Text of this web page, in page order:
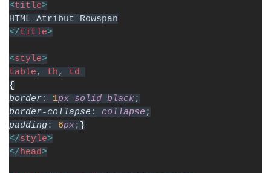
<title>
HTML Atribut Rowspan
</title>
<style>
table, th, td
{
border: 1px solid black;
border-collapse : collapse ;
padding: 6px; }
</style>
</head>